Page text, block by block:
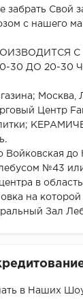
забрать Свой
с нашего
С
30 ДО 20-30
Москва,
Центр
Войковская
№43
в
на
Зал
в Наших